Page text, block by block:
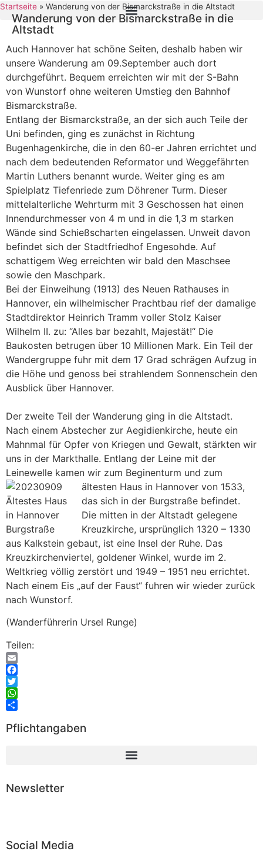
Startseite » Wanderung von der Bismarckstraße in die Altstadt
Wanderung von der Bismarckstraße in die
Altstadt
Auch Hannover hat schöne Seiten, deshalb haben wir
unsere Wanderung am 09.September auch dort
durchgeführt. Bequem erreichten wir mit der S-Bahn
von Wunstorf ohne weiteren Umstieg den Bahnhof
Bismarckstraße.
Entlang der Bismarckstraße, an der sich auch Teile der
Uni befinden, ging es zunächst in Richtung
Bugenhagenkirche, die in den 60-er Jahren errichtet und
nach dem bedeutenden Reformator und Weggefährten
Martin Luthers benannt wurde. Weiter ging es am
Spielplatz Tiefenriede zum Döhrener Turm. Dieser
mittelalterliche Wehrturm mit 3 Geschossen hat einen
Innendurchmesser von 4 m und in die 1,3 m starken
Wände sind Schießscharten eingelassen. Unweit davon
befindet sich der Stadtfriedhof Engesohde. Auf
schattigem Weg erreichten wir bald den Maschsee
sowie den Maschpark.
Bei der Einweihung (1913) des Neuen Rathauses in
Hannover, ein wilhelmischer Prachtbau rief der damalige
Stadtdirektor Heinrich Tramm voller Stolz Kaiser
Wilhelm II. zu: “Alles bar bezahlt, Majestät!“ Die
Baukosten betrugen über 10 Millionen Mark. Ein Teil der
Wandergruppe fuhr mit dem 17 Grad schrägen Aufzug in
die Höhe und genoss bei strahlendem Sonnenschein den
Ausblick über Hannover.
Der zweite Teil der Wanderung ging in die Altstadt.
Nach einem Abstecher zur Aegidienkirche, heute ein
Mahnmal für Opfer von Kriegen und Gewalt, stärkten wir
uns in der Markthalle. Entlang der Leine mit der
Leinewelle kamen wir zum Beginenturm und zum
ältesten Haus in Hannover von 1533,
das sich in der Burgstraße befindet.
Die mitten in der Altstadt gelegene
Kreuzkirche, ursprünglich 1320 – 1330
aus Kalkstein gebaut, ist eine Insel der Ruhe. Das
Kreuzkirchenviertel, goldener Winkel, wurde im 2.
Weltkrieg völlig zerstört und 1949 – 1951 neu errichtet.
Nach einem Eis „auf der Faust“ fuhren wir wieder zurück
nach Wunstorf.
(Wanderführerin Ursel Runge)
Teilen:
Email
Facebook
Twitter
WhatsApp
Pflichtangaben
Newsletter
Social Media